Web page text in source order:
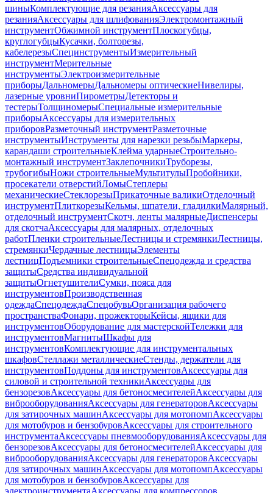
шиныКомплектующие для резанияАксессуары для
резанияАксессуары для шлифованияЭлектромонтажный
инструментОбжимной инструментПлоскогубцы,
круглогубцыКусачки, болторезы,
кабелерезыСпецинструментыИзмерительный
инструментМерительные
инструментыЭлектроизмерительные
приборыДальномерыДальномеры оптическиеНивелиры,
лазерные уровниПирометрыДетекторы и
тестерыТолщиномерыСпециальные измерительные
приборыАксессуары для измерительных
приборовРазметочный инструментРазметочные
инструментыИнструменты для нарезки резьбыМаркеры,
карандаши строительныеКлейма ударныеСтроительно-
монтажный инструментЗаклепочникиТруборезы,
трубогибыНожи строительныеМультитулыПробойники,
просекатели отверстийЛомыСтеплеры
механическиеСтеклорезыПрикаточные валикиОтделочный
инструментПлиткорезыКельмы, шпатели, гладилкиМалярный,
отделочный инструментСкотч, ленты малярныеДиспенсеры
для скотчаАксессуары для малярных, отделочных
работПленки строительныеЛестницы и стремянкиЛестницы,
стремянкиЧердачные лестницыЭлементы
лестницПодъемники строительныеСпецодежда и средства
защитыСредства индивидуальной
защитыОгнетушителиСумки, пояса для
инструментовПроизводственная
одеждаСпецодеждаСпецобувьОрганизация рабочего
пространстваФонари, прожекторыКейсы, ящики для
инструментовОборудование для мастерскойТележки для
инструментовМагнитыШкафы для
инструментовКомплектующие для инструментальных
шкафовСтеллажи металлическиеСтенды, держатели для
инструментовПоддоны для инструментовАксессуары для
силовой и строительной техникиАксессуары для
бензорезовАксессуары для бетоносмесителейАксессуары для
виброоборудованияАксессуары для генераторовАксессуары
для затирочных машинАксессуары для мотопомпАксессуары
для мотобуров и бензобуровАксессуары для строительного
инструментаАксессуары пневмооборудованияАксессуары для
бензорезовАксессуары для бетоносмесителейАксессуары для
виброоборудованияАксессуары для генераторовАксессуары
для затирочных машинАксессуары для мотопомпАксессуары
для мотобуров и бензобуровАксессуары для
электроинструментаАксессуары для компрессоров,